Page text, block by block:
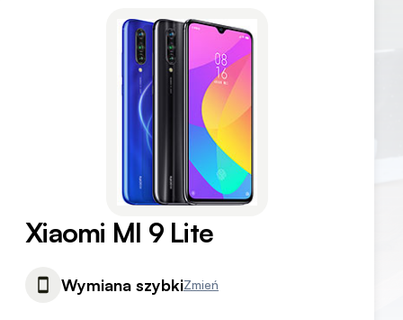
Xiaomi MI 9 Lite
Wymiana szybkiZmień